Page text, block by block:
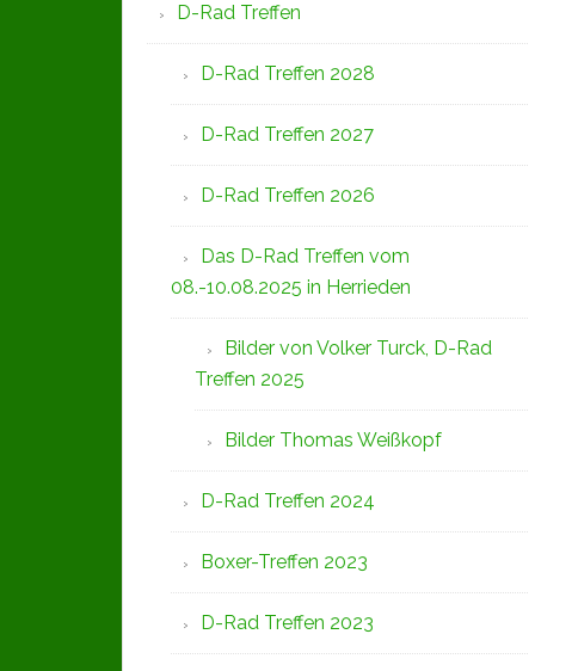
D-Rad Treffen
D-Rad Treffen 2028
D-Rad Treffen 2027
D-Rad Treffen 2026
Das D-Rad Treffen vom
08.-10.08.2025 in Herrieden
Bilder von Volker Turck, D-Rad
Treffen 2025
Bilder Thomas Weißkopf
D-Rad Treffen 2024
Boxer-Treffen 2023
D-Rad Treffen 2023